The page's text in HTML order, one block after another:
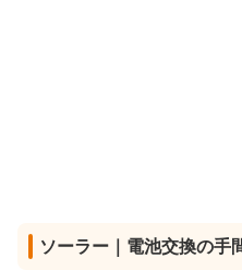
ソーラー｜電池交換の手